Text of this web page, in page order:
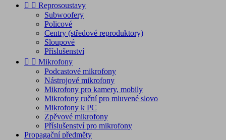
  Reprosoustavy
Subwoofery
Policové
Centry (středové reproduktory)
Sloupové
Příslušenství
  Mikrofony
Podcastové mikrofony
Nástrojové mikrofony
Mikrofony pro kamery, mobily
Mikrofony ruční pro mluvené slovo
Mikrofony k PC
Zpěvové mikrofony
Příslušenství pro mikrofony
Propagační předměty